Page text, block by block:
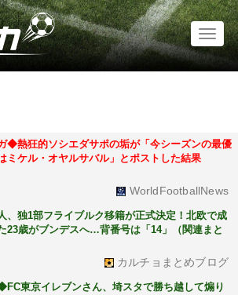
◆熱狂的ソシエダサポの垢が「今シーズンの最優
ミケル・オヤルサバル」とポストした結果
WorldFootballNews
、独1部フライブルク移籍が正式決定！北欧で成
23歳がブンデスへ…背番号は「14」（関連まと
カルチョまとめブログ
東京イレブンさん、埼スタで勝ち越して煽り